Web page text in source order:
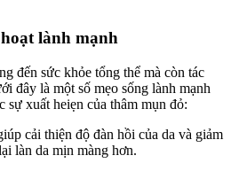
lành mạnh
đến sức khỏe tổng thể mà còn tác
đây là một số mẹo sống lành mạnh
sự xuất heiẹn của thâm mụn đỏ:
cải thiện độ đàn hồi của da và giảm
làn da mịn màng hơn.